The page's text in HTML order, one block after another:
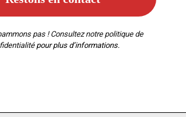
pas ! Consultez notre politique de
pour plus d’informations.